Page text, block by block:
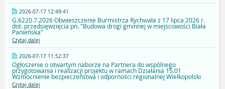
2026-07-17 12:49:41
G.6220.7.2026 Obwieszczenie Burmistrza Rychwała z 17 lipca 2026 r.
dot. przedsięwzięcia pn. "Budowa drogi gminnej w miejscowości Biała
Panieńska"
Czytaj dalej
2026-07-17 11:52:37
Ogłoszenie o otwartym naborze na Partnera do wspólnego
przygotowania i realizacji projektu w ramach Działania 15.01
Wzmocnienie bezpieczeństwa i odporności regionalnej Wielkopolski
Czytaj dalej